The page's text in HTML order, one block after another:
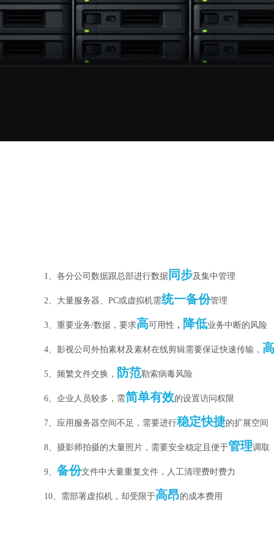
1、各分公司数据跟总部进行数据 同步及集中管理
2、大量服务器、PC或虚拟机需统一备份管理
3、重要业务/数据，要求高可用性 ， 降低业务中断的风险
4、影视公司外拍素材及素材在线剪辑需要保证快速传输，
5、频繁文件交换， 防范勒索病毒风险
6、企业人员较多，需简单有效的设置访问权限
7、应用服务器空间不足，需要进行稳定快捷的扩展空间
8、摄影师拍摄的大量照片，需要安全稳定且便于管理调取
9、 备份文件中大量重复文件，人工清理费时费力
10、需部署虚拟机，却受限于高昂 的成本费用